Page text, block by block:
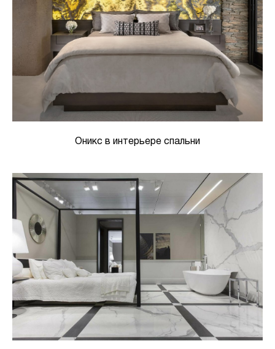
Оникс в интерьере спальни